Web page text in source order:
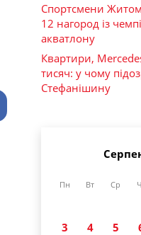
Спортсмени
12 нагород із
акватлону
Квартири,
тисяч: у чому
Стефанішину
Пн Вт Ср
3
4 5